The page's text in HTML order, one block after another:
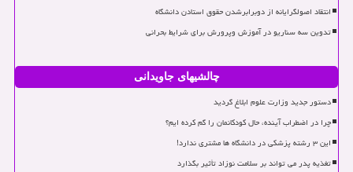
انتقاد اصولگرایانه از دوبرابرشدن حقوق استادن دانشگاه
تدوین سه سناریو در آموزش وپرورش برای شرایط بحرانی
چالشیهای جاویدانی
دستور جدید وزارت علوم ابلاغ گردید
چرا در اضطراب آینده، حال کودکانمان را گم کرده ایم؟
این ۳ رشته پزشکی در دانشگاه ها مشتری ندارد!
تغذیه پدر می تواند بر سلامت نوزاد تأثیر بگذارد